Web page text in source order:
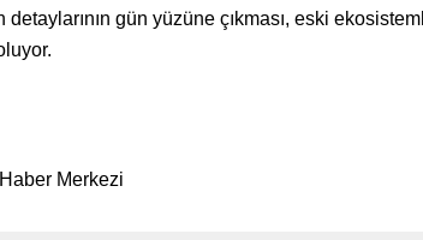
detaylarının gün yüzüne çıkması, eski
Haber Merkezi